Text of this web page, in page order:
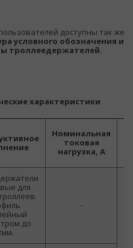
доступны так же
условного обозначения и
троллеедержателей.
характеристики
Номинальная
токовая
нагрузка, А
для
до
-